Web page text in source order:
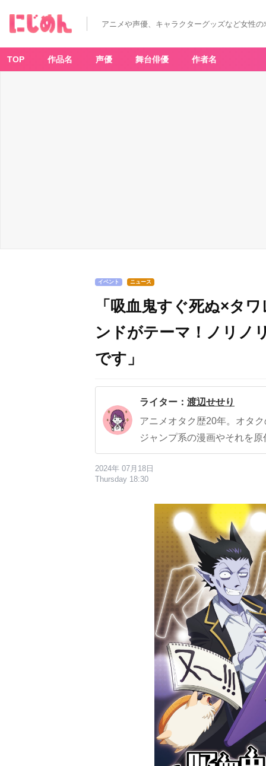
アニメや声優、キャラクターグッズなど女性
TOP 作品名 声優 舞台俳優 作者名
イベント ニュース
「吸血鬼すぐ死ぬ×タ
ンドがテーマ！ノリノ
です」
ライター： 渡辺せせり
アニメオタク歴20年。オタ
ジャンプ系の漫画やそれを
2024年 07月18日
Thursday 18:30